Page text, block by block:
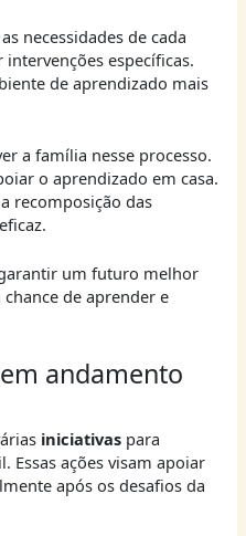
necessidades de cada
específicas.
de aprendizado mais
a família nesse processo.
o aprendizado em casa.
recomposição das
um futuro melhor
de aprender e
andamento
iniciativas para
Essas ações visam apoiar
após os desafios da